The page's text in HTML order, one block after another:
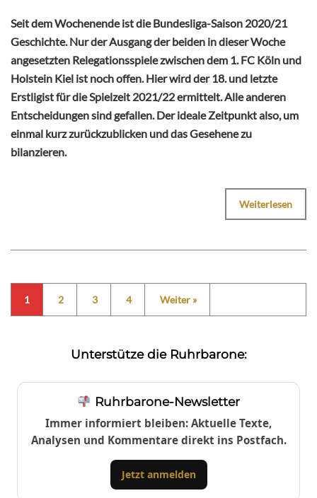
Seit dem Wochenende ist die Bundesliga-Saison 2020/21
Geschichte. Nur der Ausgang der beiden in dieser Woche
angesetzten Relegationsspiele zwischen dem 1. FC Köln und
Holstein Kiel ist noch offen. Hier wird der 18. und letzte
Erstligist für die Spielzeit 2021/22 ermittelt. Alle anderen
Entscheidungen sind gefallen. Der ideale Zeitpunkt also, um
einmal kurz zurückzublicken und das Gesehene zu
bilanzieren.
Weiterlesen
1 2 3 4 Weiter »
Unterstütze die Ruhrbarone:
Ruhrbarone-Newsletter
Immer informiert bleiben: Aktuelle Texte,
Analysen und Kommentare direkt ins Postfach.
Jetzt anmelden